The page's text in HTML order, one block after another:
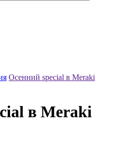
Осенний special в Meraki
в Meraki